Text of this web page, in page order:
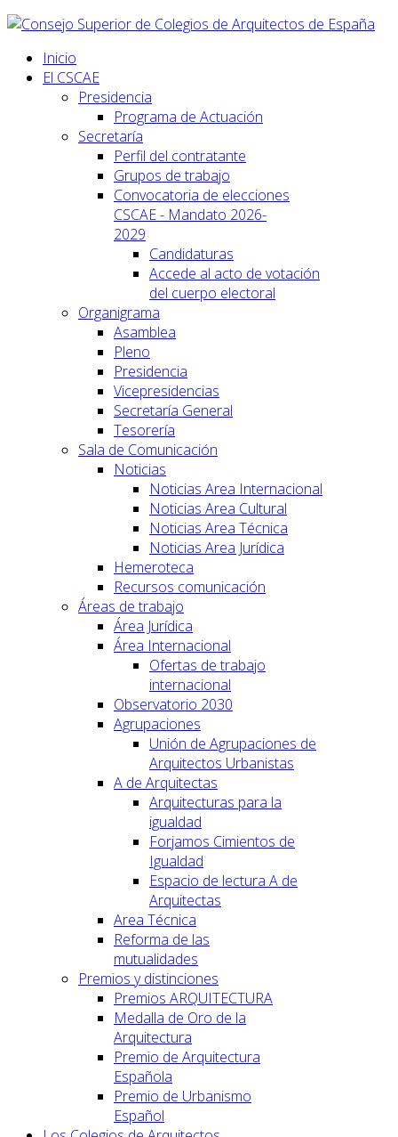
Inicio
El CSCAE
Presidencia
Programa de Actuación
Secretaría
Perfil del contratante
Grupos de trabajo
Convocatoria de elecciones
CSCAE - Mandato 2026-
2029
Candidaturas
Accede al acto de votación
del cuerpo electoral
Organigrama
Asamblea
Pleno
Presidencia
Vicepresidencias
Secretaría General
Tesorería
Sala de Comunicación
Noticias
Noticias Area Internacional
Noticias Area Cultural
Noticias Area Técnica
Noticias Area Jurídica
Hemeroteca
Recursos comunicación
Áreas de trabajo
Área Jurídica
Área Internacional
Ofertas de trabajo
internacional
Observatorio 2030
Agrupaciones
Unión de Agrupaciones de
Arquitectos Urbanistas
A de Arquitectas
Arquitecturas para la
igualdad
Forjamos Cimientos de
Igualdad
Espacio de lectura A de
Arquitectas
Area Técnica
Reforma de las
mutualidades
Premios y distinciones
Premios ARQUITECTURA
Medalla de Oro de la
Arquitectura
Premio de Arquitectura
Española
Premio de Urbanismo
Español